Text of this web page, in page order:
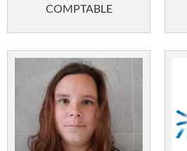
COMPTABLE